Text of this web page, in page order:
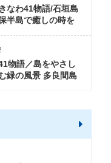
なわ41物語/石垣島
半島で癒しの時を
物語／島をやさし
緑の風景 多良間島